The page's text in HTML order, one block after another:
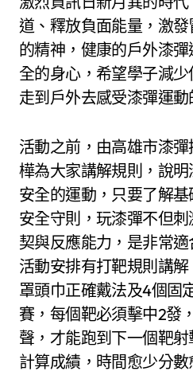
道、釋放負面能量，激
的精神，健康的戶外漆
全的身心，希望學子減少
走到戶外去感受漆彈運動
活動之前，由高雄市漆
樺為大家講解規則，說
安全的運動，只要了解
安全守則，玩漆彈不但
契與反應能力，是非常
活動安排有打靶規則講
罩頭巾正確戴法及4個固
賽，每個靶必須擊中2發
聲，才能跑到下一個靶
計算成績，時間愈少分